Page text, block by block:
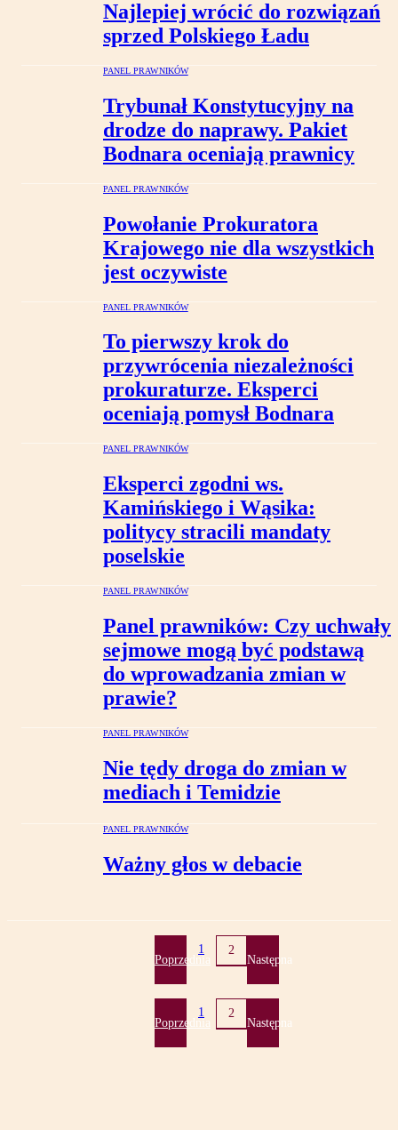
Najlepiej wrócić do rozwiązań
sprzed Polskiego Ładu
PANEL PRAWNIKÓW
Trybunał Konstytucyjny na
drodze do naprawy. Pakiet
Bodnara oceniają prawnicy
PANEL PRAWNIKÓW
Powołanie Prokuratora
Krajowego nie dla wszystkich
jest oczywiste
PANEL PRAWNIKÓW
To pierwszy krok do
przywrócenia niezależności
prokuraturze. Eksperci
oceniają pomysł Bodnara
PANEL PRAWNIKÓW
Eksperci zgodni ws.
Kamińskiego i Wąsika:
politycy stracili mandaty
poselskie
PANEL PRAWNIKÓW
Panel prawników: Czy uchwały
sejmowe mogą być podstawą
do wprowadzania zmian w
prawie?
PANEL PRAWNIKÓW
Nie tędy droga do zmian w
mediach i Temidzie
PANEL PRAWNIKÓW
Ważny głos w debacie
Poprzednia
1 2
Następna
Poprzednia
1 2
Następna